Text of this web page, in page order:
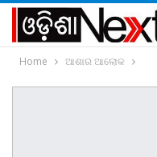
Home ଆଶାର ଆଲୋକ